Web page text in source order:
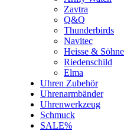
Zavtra
Q&Q
Thunderbirds
Navitec
Heisse & Söhne
Riedenschild
Elma
Uhren Zubehör
Uhrenarmbänder
Uhrenwerkzeug
Schmuck
SALE%